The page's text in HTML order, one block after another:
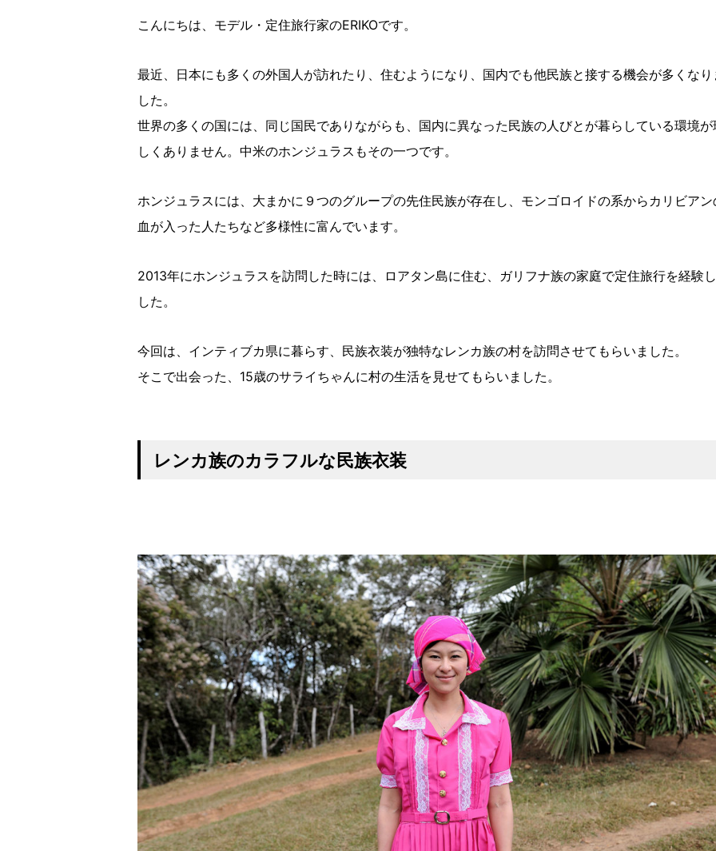
こんにちは、モデル・定住旅行家のERIKOです。
最近、日本にも多くの外国人が訪れたり、住むようになり、国内でも他民族と接する機会が多くなり
した。
世界の多くの国には、同じ国民でありながらも、国内に異なった民族の人びとが暮らしている環境が
しくありません。中米のホンジュラスもその一つです。
ホンジュラスには、大まかに９つのグループの先住民族が存在し、モンゴロイドの系からカリビアン
血が入った人たちなど多様性に富んでいます。
2013年にホンジュラスを訪問した時には、ロアタン島に住む、ガリフナ族の家庭で定住旅行を経験
した。
今回は、インティブカ県に暮らす、民族衣装が独特なレンカ族の村を訪問させてもらいました。
そこで出会った、15歳のサライちゃんに村の生活を見せてもらいました。
レンカ族のカラフルな民族衣装